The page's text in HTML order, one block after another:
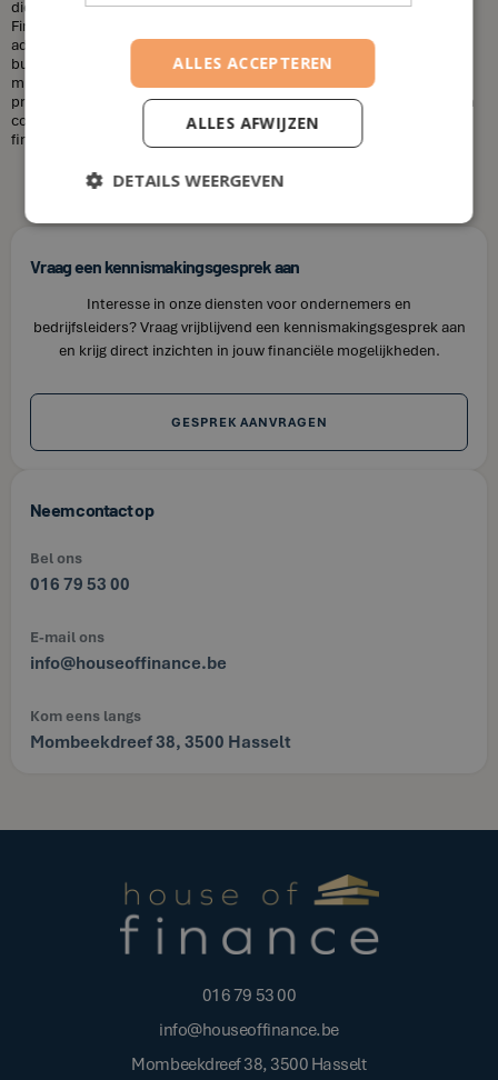
diensten die u nodig heeft en uw financiële situatie. Bij House of
Finance bieden wij betaalbare tarieven voor onze financiële
adviesdiensten, zodat u uw financiën kunt optimaliseren zonder uw
budget te overschrijden. Kortom, laat u niet misleiden door de
misvattingen over financieel adviseurs. Als u op zoek bent naar
professioneel en betrouwbaar financieel advies in Eliksem, neem dan
contact op met House of Finance. Wij staan klaar om u te helpen uw
financiële doelen te bereiken.
Vraag een kennismakingsgesprek aan
Interesse in onze diensten voor ondernemers en
bedrijfsleiders? Vraag vrijblijvend een kennismakingsgesprek aan
en krijg direct inzichten in jouw financiële mogelijkheden.
GESPREK AANVRAGEN
Neem contact op
Bel ons
016 79 53 00
E-mail ons
info@houseoffinance.be
Kom eens langs
Mombeekdreef 38, 3500 Hasselt
016 79 53 00
info@houseoffinance.be
Mombeekdreef 38, 3500 Hasselt
ALLES ACCEPTEREN
ALLES AFWIJZEN
DETAILS WEERGEVEN